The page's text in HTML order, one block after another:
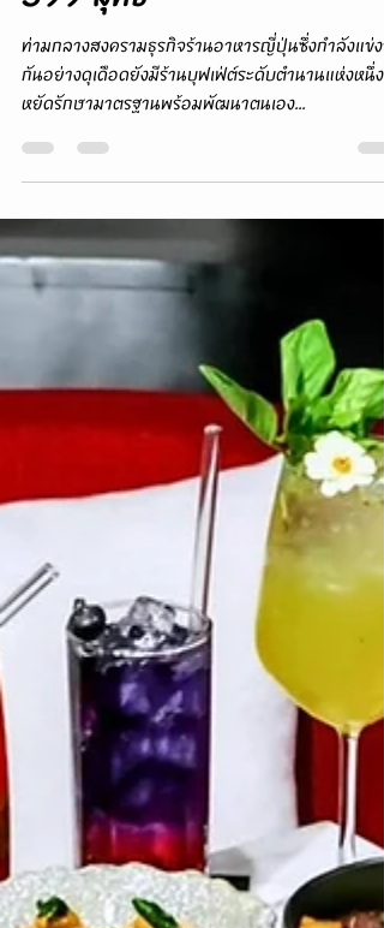
Food Addicts - เสพติดการกิน
18 ส.ค. 2568
ยาว 2 นาที
รีวิว "Akiyoshi" (อะคิโยชิ)
บุฟเฟ่ต์สุกี้ยากี้ชาบูและปิ้งย่าง
ต้นตำรับกว่า 30 ปีจาก
ประเทศญี่ปุ่นเริ่มต้นที่คนละ
599 สุทธิ
ท่ามกลางสงครามธุรกิจร้านอาหารญี่ปุ่นซึ่งกำลังแข่ง
กันอย่างดุเดือดยังมีร้านบุฟเฟ่ต์ระดับตำนานแห่งหนึ่ง
หยัดรักษามาตรฐานพร้อมพัฒนาตนเอง...